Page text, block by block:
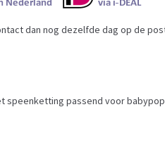
dan nog dezelfde dag op de
speenketting passend voor